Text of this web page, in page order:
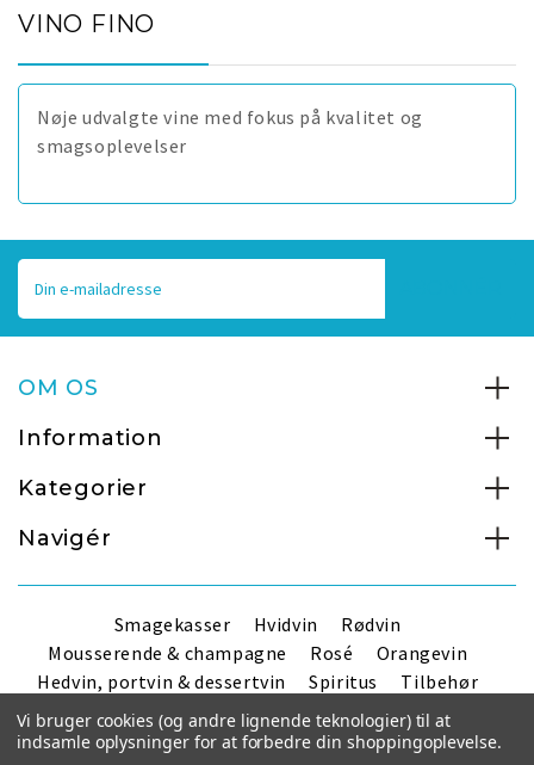
VINO FINO
Nøje udvalgte vine med fokus på kvalitet og
smagsoplevelser
E-
mailadresse
OM OS
Information
Kategorier
Navigér
Smagekasser Hvidvin
Rødvin
Mousserende & champagne
Rosé
Orangevin
Hedvin, portvin & dessertvin
Spiritus
Tilbehør
Handelsbetingelser
Vi bruger cookies (og andre lignende teknologier) til at
indsamle oplysninger for at forbedre din shoppingoplevelse.